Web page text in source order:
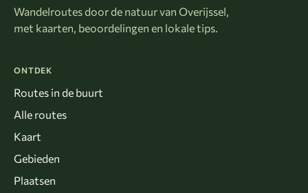
Wandelroutes door de natuur van Overijssel,
met kaarten, beoordelingen en lokale tips.
ONTDEK
Routes in de buurt
Alle routes
Kaart
Gebieden
Plaatsen